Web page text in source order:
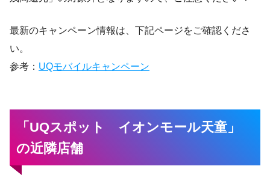
最新のキャンペーン情報は、下記ページをご確認くださ
い。
参考： UQモバイルキャンペーン
「UQスポット イオンモール天童」
の近隣店舗